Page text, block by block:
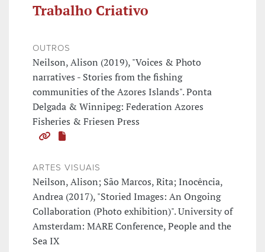
Trabalho Criativo
OUTROS
Neilson, Alison (2019), "Voices & Photo
narratives - Stories from the fishing
communities of the Azores Islands". Ponta
Delgada & Winnipeg: Federation Azores
Fisheries & Friesen Press
ARTES VISUAIS
Neilson, Alison; São Marcos, Rita; Inocência,
Andrea (2017), "Storied Images: An Ongoing
Collaboration (Photo exhibition)". University of
Amsterdam: MARE Conference, People and the
Sea IX